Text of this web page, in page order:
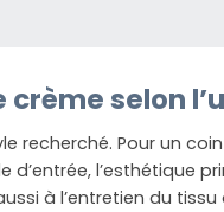
selon
recherché. Pour un
l’esthétique
à l’entretien du